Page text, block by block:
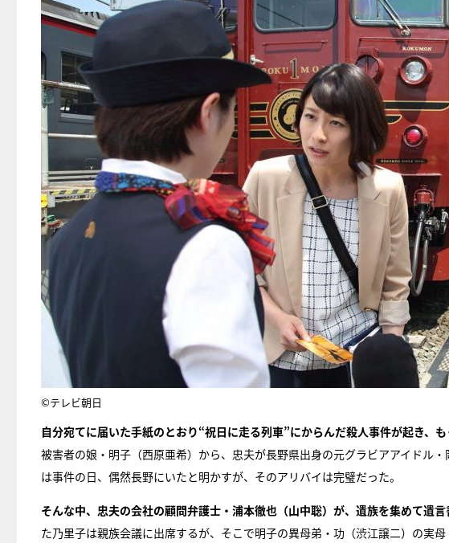
©テレビ朝日
自分宛てに届いた手紙のとおり“祝日に走る列車”にからんだ殺人事件が起き、
被害者の娘・明子（西原亜希）から、忠夫が長野県出身の元グラビアアイドル
は事件の日、偶然長野にいたと明かすが、そのアリバイは完璧だった。
そんな中、忠夫の会社の顧問弁護士・浦本徹也（山中聡）が、遺族を集めて遺
た乃里子は親族会議に出席するが、そこで明子の異母弟・功（渋江譲二）の実